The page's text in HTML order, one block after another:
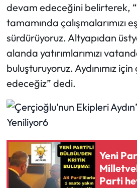
devam edeceğini belirterek,
tamamında çalışmalarımızı
sürdürüyoruz. Altyapıdan
alanda yatırımlarımızı
buluşturuyoruz. Aydınımız
edeceğiz” dedi.
Yeni
Parti